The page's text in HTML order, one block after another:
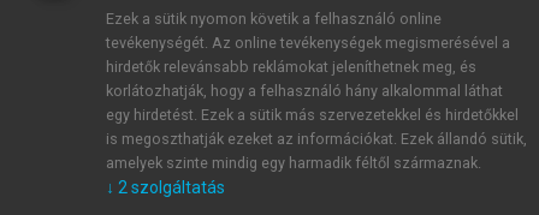
JELSZÓ ÚJRA
Kérek értesítést a MeRSZ újdonságairól, akcióiról.
Kérek értesítést az Akadémiai Kiadó Zrt. újdonságairól,
Ezek a sütik nyomon követik a felhasználó online
tevékenységét. Az online tevékenységek megismerésével a
hirdetők relevánsabb reklámokat jeleníthetnek meg, és
korlátozhatják, hogy a felhasználó hány alkalommal láthat
egy hirdetést. Ezek a sütik más szervezetekkel és hirdetőkkel
is megoszthatják ezeket az információkat. Ezek állandó sütik,
amelyek szinte mindig egy harmadik féltől származnak.
↓ 2 szolgáltatás